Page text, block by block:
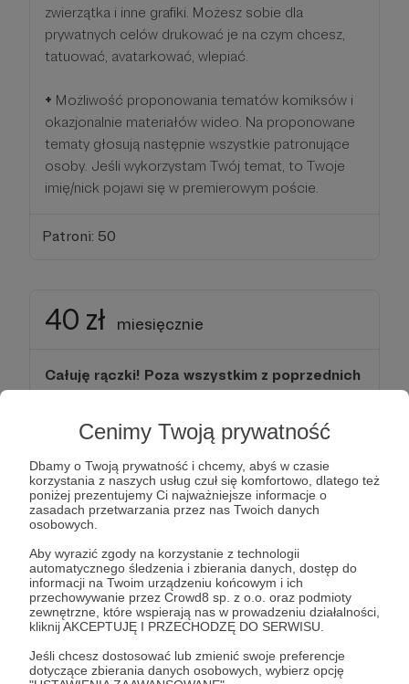
Cenimy Twoją prywatność
Dbamy o Twoją prywatność i chcemy, abyś w czasie
korzystania z naszych usług czuł się komfortowo, dlatego też
poniżej prezentujemy Ci najważniejsze informacje o
zasadach przetwarzania przez nas Twoich danych
osobowych.
Aby wyrazić zgody na korzystanie z technologii
automatycznego śledzenia i zbierania danych, dostęp do
informacji na Twoim urządzeniu końcowym i ich
przechowywanie przez Crowd8 sp. z o.o. oraz podmioty
zewnętrzne, które wspierają nas w prowadzeniu działalności,
kliknij AKCEPTUJĘ I PRZECHODZĘ DO SERWISU.
Jeśli chcesz dostosować lub zmienić swoje preferencje
dotyczące zbierania danych osobowych, wybierz opcję
zwierzątka i inne grafiki. Możesz sobie dla
prywatnych celów drukować je na czym chcesz,
tatuować, avatarkować, wlepiać.
+ Możliwość proponowania tematów komiksów i
okazjonalnie materiałów wideo. Na proponowane
tematy głosują następnie wszystkie patronujące
osoby. Jeśli wykorzystam Twój temat, to Twoje
imię/nick pojawi się w premierowym poście.
Patroni: 50
40 zł miesięcznie
Całuję rączki! Poza wszystkim z poprzednich
+ Każdy nowy papierowy wydany przeze
mnie komiks z autografem w środku na
premierę w Twoim paczkomacie.Niezależnie
od tego, jak niskim nakładem się ukaże, Ty masz
jeden zaklepany. By się załapać na ten benefit,
trzeba patronować przynajmniej miesiąc przed
premierą komiksu.
+Nick/nazwisko zapisywane tłustszym
drukiem/większą czcionką/dłużej widoczne w
napisach końcowych.